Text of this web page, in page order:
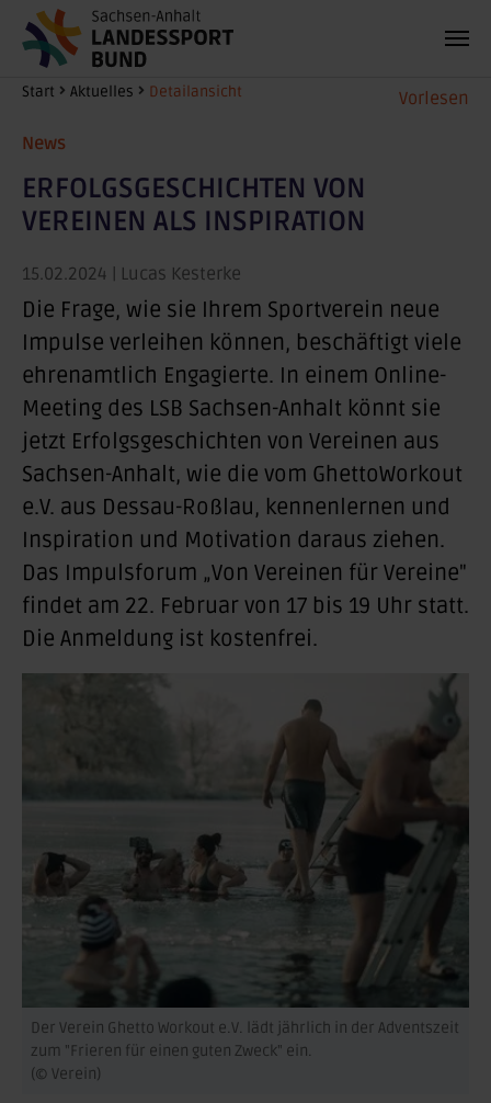
Zum Hauptinhalt springen Vorlesen
Sie sind hier:
Start Aktuelles Detailansicht
News
ERFOLGSGESCHICHTEN VON
VEREINEN ALS INSPIRATION
15.02.2024 | Lucas Kesterke
Die Frage, wie sie Ihrem Sportverein neue
Impulse verleihen können, beschäftigt viele
ehrenamtlich Engagierte. In einem Online-
Meeting des LSB Sachsen-Anhalt könnt sie
jetzt Erfolgsgeschichten von Vereinen aus
Sachsen-Anhalt, wie die vom GhettoWorkout
e.V. aus Dessau-Roßlau, kennenlernen und
Inspiration und Motivation daraus ziehen.
Das Impulsforum „Von Vereinen für Vereine"
findet am 22. Februar von 17 bis 19 Uhr statt.
Die Anmeldung ist kostenfrei.
Der Verein Ghetto Workout e.V. lädt jährlich in der Adventszeit
zum "Frieren für einen guten Zweck" ein.
(© Verein)